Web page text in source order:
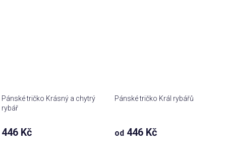
Pánské tričko Krásný a chytrý
rybář
446 Kč
Pánské tričko Král rybářů
od 446 Kč